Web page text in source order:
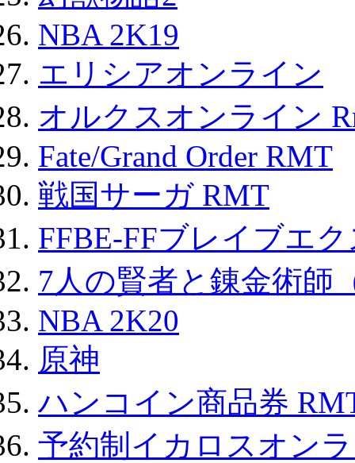
NBA 2K19
エリシアオンライン
オルクスオンライン
Fate/Grand Order RMT
戦国サーガ RMT
FFBE-FFブレイブエ
7人の賢者と錬金術師
NBA 2K20
原神
ハンコイン商品券
予約制イカロスオン